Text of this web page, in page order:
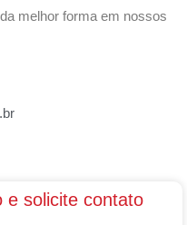
melhor forma em nossos
e solicite contato